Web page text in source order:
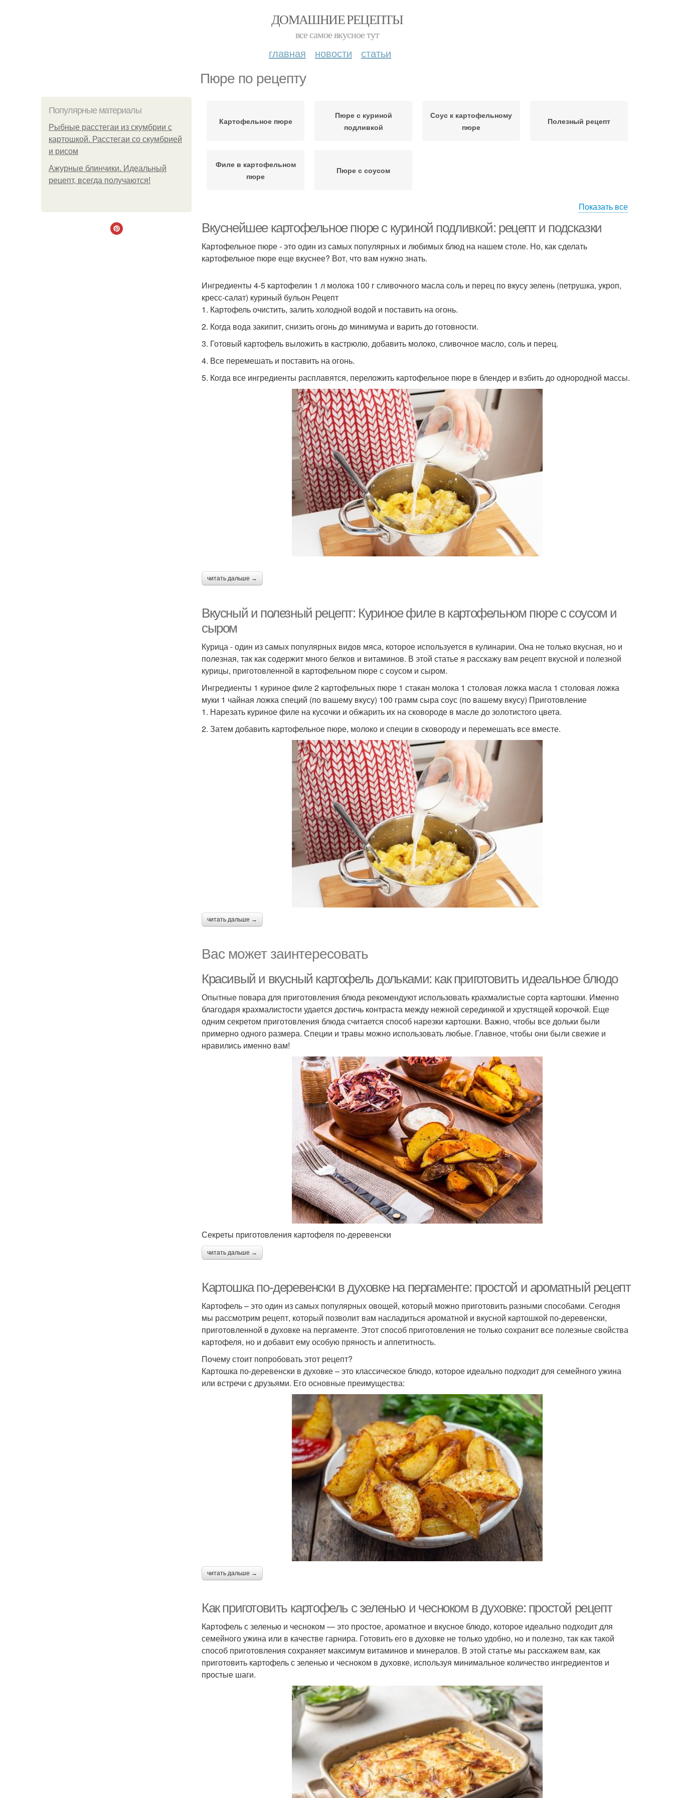
ДОМАШНИЕ РЕЦЕПТЫ
все самое вкусное тут
главная новости статьи
Пюре по рецепту
Популярные материалы
Рыбные расстегаи из скумбрии с
картошкой. Расстегаи со скумбрией
и рисом
Ажурные блинчики. Идеальный
рецепт, всегда получаются!
Картофельное пюре
Пюре с куриной
подливкой
Соус к картофельному
пюре
Полезный рецепт
Филе в картофельном
пюре
Пюре с соусом
Показать все
Вкуснейшее картофельное пюре с куриной подливкой: рецепт и подсказки
Картофельное пюре - это один из самых популярных и любимых блюд на нашем столе. Но, как сделать
картофельное пюре еще вкуснее? Вот, что вам нужно знать.
Ингредиенты 4-5 картофелин 1 л молока 100 г сливочного масла соль и перец по вкусу зелень (петрушка, укроп,
кресс-салат) куриный бульон Рецепт
1. Картофель очистить, залить холодной водой и поставить на огонь.
2. Когда вода закипит, снизить огонь до минимума и варить до готовности.
3. Готовый картофель выложить в кастрюлю, добавить молоко, сливочное масло, соль и перец.
4. Все перемешать и поставить на огонь.
5. Когда все ингредиенты расплавятся, переложить картофельное пюре в блендер и взбить до однородной массы.
читать дальше →
Вкусный и полезный рецепт: Куриное филе в картофельном пюре с соусом и
сыром
Курица - один из самых популярных видов мяса, которое используется в кулинарии. Она не только вкусная, но и
полезная, так как содержит много белков и витаминов. В этой статье я расскажу вам рецепт вкусной и полезной
курицы, приготовленной в картофельном пюре с соусом и сыром.
Ингредиенты 1 куриное филе 2 картофельных пюре 1 стакан молока 1 столовая ложка масла 1 столовая ложка
муки 1 чайная ложка специй (по вашему вкусу) 100 грамм сыра соус (по вашему вкусу) Приготовление
1. Нарезать куриное филе на кусочки и обжарить их на сковороде в масле до золотистого цвета.
2. Затем добавить картофельное пюре, молоко и специи в сковороду и перемешать все вместе.
читать дальше →
Вас может заинтересовать
Красивый и вкусный картофель дольками: как приготовить идеальное блюдо
Опытные повара для приготовления блюда рекомендуют использовать крахмалистые сорта картошки. Именно
благодаря крахмалистости удается достичь контраста между нежной серединкой и хрустящей корочкой. Еще
одним секретом приготовления блюда считается способ нарезки картошки. Важно, чтобы все дольки были
примерно одного размера. Специи и травы можно использовать любые. Главное, чтобы они были свежие и
нравились именно вам!
Секреты приготовления картофеля по-деревенски
читать дальше →
Картошка по-деревенски в духовке на пергаменте: простой и ароматный рецепт
Картофель – это один из самых популярных овощей, который можно приготовить разными способами. Сегодня
мы рассмотрим рецепт, который позволит вам насладиться ароматной и вкусной картошкой по-деревенски,
приготовленной в духовке на пергаменте. Этот способ приготовления не только сохранит все полезные свойства
картофеля, но и добавит ему особую пряность и аппетитность.
Почему стоит попробовать этот рецепт?
Картошка по-деревенски в духовке – это классическое блюдо, которое идеально подходит для семейного ужина
или встречи с друзьями. Его основные преимущества:
читать дальше →
Как приготовить картофель с зеленью и чесноком в духовке: простой рецепт
Картофель с зеленью и чесноком — это простое, ароматное и вкусное блюдо, которое идеально подходит для
семейного ужина или в качестве гарнира. Готовить его в духовке не только удобно, но и полезно, так как такой
способ приготовления сохраняет максимум витаминов и минералов. В этой статье мы расскажем вам, как
приготовить картофель с зеленью и чесноком в духовке, используя минимальное количество ингредиентов и
простые шаги.